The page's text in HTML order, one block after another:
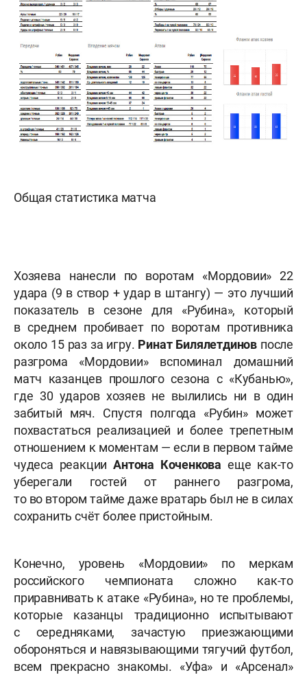
Общая статистика матча
Хозяева нанесли по воротам «Мордовии» 22
удара (9 в створ + удар в штангу) — это лучший
показатель в сезоне для «Рубина», который
в среднем пробивает по воротам противника
около 15 раз за игру. Ринат Билялетдинов после
разгрома «Мордовии» вспоминал домашний
матч казанцев прошлого сезона с «Кубанью»,
где 30 ударов хозяев не вылились ни в один
забитый мяч. Спустя полгода «Рубин» может
похвастаться реализацией и более трепетным
отношением к моментам — если в первом тайме
чудеса реакцииАнтона Коченкова еще как-то
уберегали гостей от раннего разгрома,
то во втором тайме даже вратарь был не в силах
сохранить счёт более пристойным.
Конечно, уровень «Мордовии» по меркам
российского чемпионата сложно как-то
приравнивать к атаке «Рубина», но те проблемы,
которые казанцы традиционно испытывают
с середняками, зачастую приезжающими
обороняться и навязывающими тягучий футбол,
всем прекрасно знакомы. «Уфа» и «Арсенал»